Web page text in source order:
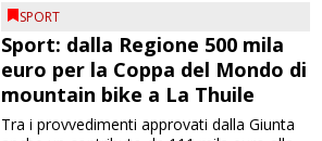
SPORT
Sport: dalla Regione 500 mila
euro per la Coppa del Mondo di
mountain bike a La Thuile
Tra i provvedimenti approvati dalla Giunta